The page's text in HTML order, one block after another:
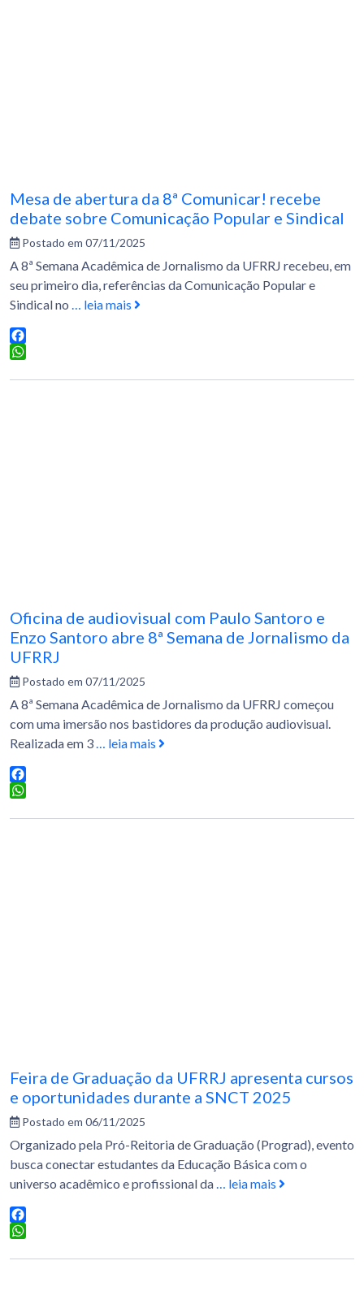
Mesa de abertura da 8ª Comunicar! recebe
debate sobre Comunicação Popular e Sindical
Postado em 07/11/2025
A 8ª Semana Acadêmica de Jornalismo da UFRRJ recebeu, em
seu primeiro dia, referências da Comunicação Popular e
Sindical no … leia mais
Facebook
Oficina de audiovisual com Paulo Santoro e
Enzo Santoro abre 8ª Semana de Jornalismo da
UFRRJ
Postado em 07/11/2025
A 8ª Semana Acadêmica de Jornalismo da UFRRJ começou
com uma imersão nos bastidores da produção audiovisual.
Realizada em 3
… leia mais
Facebook
Feira de Graduação da UFRRJ apresenta cursos
e oportunidades durante a SNCT 2025
Postado em 06/11/2025
Organizado pela Pró-Reitoria de Graduação (Prograd), evento
busca conectar estudantes da Educação Básica com o
universo acadêmico e profissional da… leia mais
Facebook